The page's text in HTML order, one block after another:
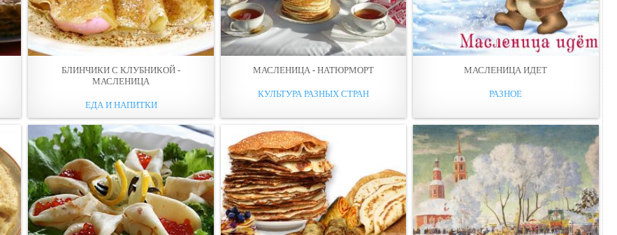
БЛИНЧИКИ С КЛУБНИКОЙ -
МАСЛЕНИЦА
ЕДА И НАПИТКИ
МАСЛЕНИЦА - НАТЮРМОРТ
КУЛЬТУРА РАЗНЫХ СТРАН
МАСЛЕНИЦА ИДЕТ
РАЗНОЕ